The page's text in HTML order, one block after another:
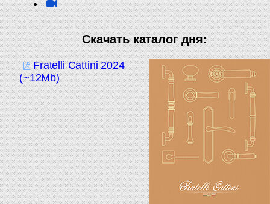
Скачать каталог дня:
Fratelli Cattini 2024
(~12Mb)